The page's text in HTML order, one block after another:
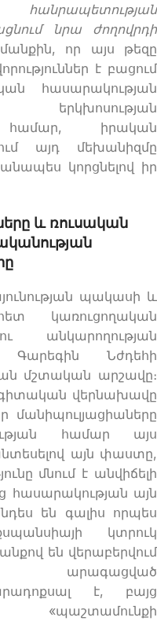
նրա ժողովրդի
որ այս թեզը
է բացում
հասարակության
համար, իրական
այդ մեխանիզմը
կորցնելով իր
և ռուսական
պակասի և
կառուցողական
անկարողության
Նժդեհի
մշտական արշավը։
վերնախավը
մանիպուլյացիաները
համար այս
այն փաստը,
մնում է անվիճելի
հասարակության այն
են գալիս որպես
կտրուկ
են վերաբերվում
արագացված
է, բայց